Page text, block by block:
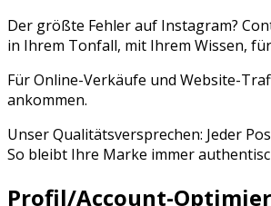
Der größte Fehler auf Instagram?
in Ihrem Tonfall, mit Ihrem Wissen,
Für Online-Verkäufe und Website-
ankommen.
Unser Qualitätsversprechen: Jeder
So bleibt Ihre Marke immer
Profil/Account-